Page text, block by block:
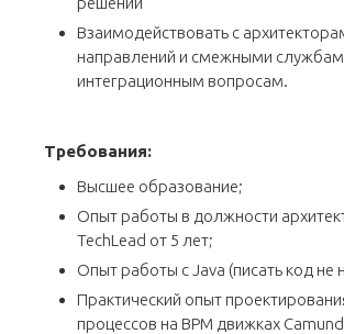
Взаимодействовать с
направлений и смежными
интеграционным вопросам.
Требования:
Высшее образование;
Опыт работы в должности
TechLead от 5 лет;
Опыт работы с Java (писать код не
Практический опыт
процессов на BPM движках